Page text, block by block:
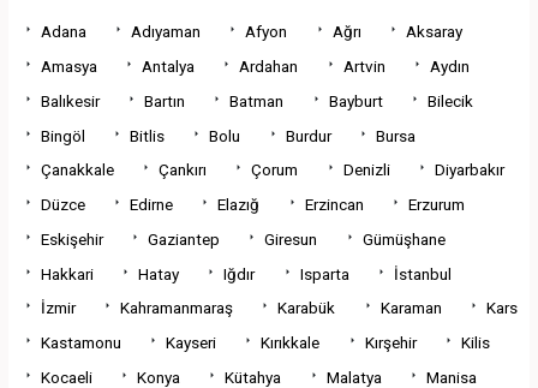
Adana Adıyaman Afyon Ağrı
Aksaray
Amasya
Antalya Ardahan Artvin
Aydın
Balıkesir
Bartın Batman Bayburt
Bilecik
Bingöl
Bitlis Bolu Burdur
Bursa
Çanakkale
Çankırı Çorum Denizli
Diyarbakır
Düzce
Edirne Elazığ Erzincan
Erzurum
Eskişehir
Gaziantep Giresun
Gümüşhane
Hakkari
Hatay Iğdır Isparta
İstanbul
İzmir
Kahramanmaraş Karabük Karaman
Kars
Kastamonu
Kayseri Kırıkkale Kırşehir
Kilis
Kocaeli
Konya Kütahya Malatya
Manisa